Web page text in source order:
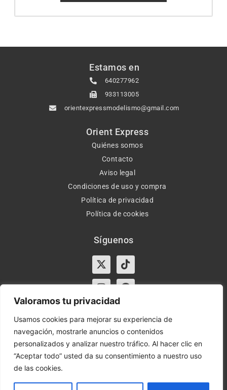
Valoramos tu privacidad
Usamos cookies para mejorar su experiencia de
navegación, mostrarle anuncios o contenidos
personalizados y analizar nuestro tráfico. Al hacer clic en
“Aceptar todo” usted da su consentimiento a nuestro uso
de las cookies.
Estamos en
640277962
933113005
orientexpressmodelismo@gmail.com
Orient Express
Quiénes somos
Contacto
Aviso legal
Condiciones de uso y compra
Política de privacidad
Política de cookies
Síguenos
X-
twitter
Tiktok
InstagramFacebook
Horario:
Lun-Vie de 10:00-13:30 y 17:00-20:00 – Sáb de
10:00-13:30
Orient Express | Copyright 2021 © Todos los derechos